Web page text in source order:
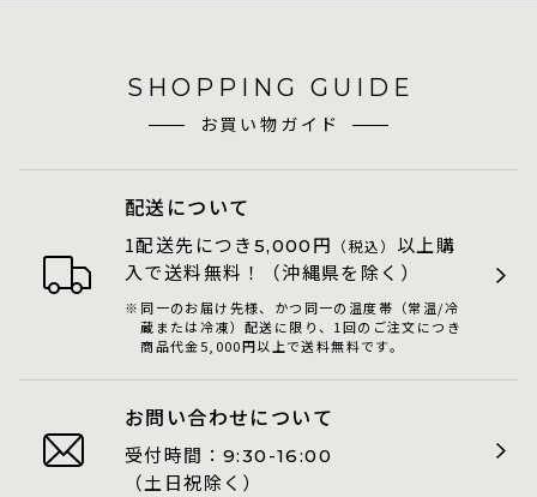
SHOPPING GUIDE
お買い物ガイド
配送について
1配送先につき 5,000 円 （税込） 以上購
入で送料無料！（沖縄県を除く）
同一のお届け先様、かつ同一の温度帯（常温/冷
蔵または冷凍）配送に限り、1回のご注文につき
商品代金5,000円以上で送料無料です。
お問い合わせについて
受付時間： 9:30-16:00
（土日祝除く）